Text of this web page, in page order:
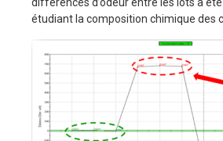
étudiant la composition chimique des